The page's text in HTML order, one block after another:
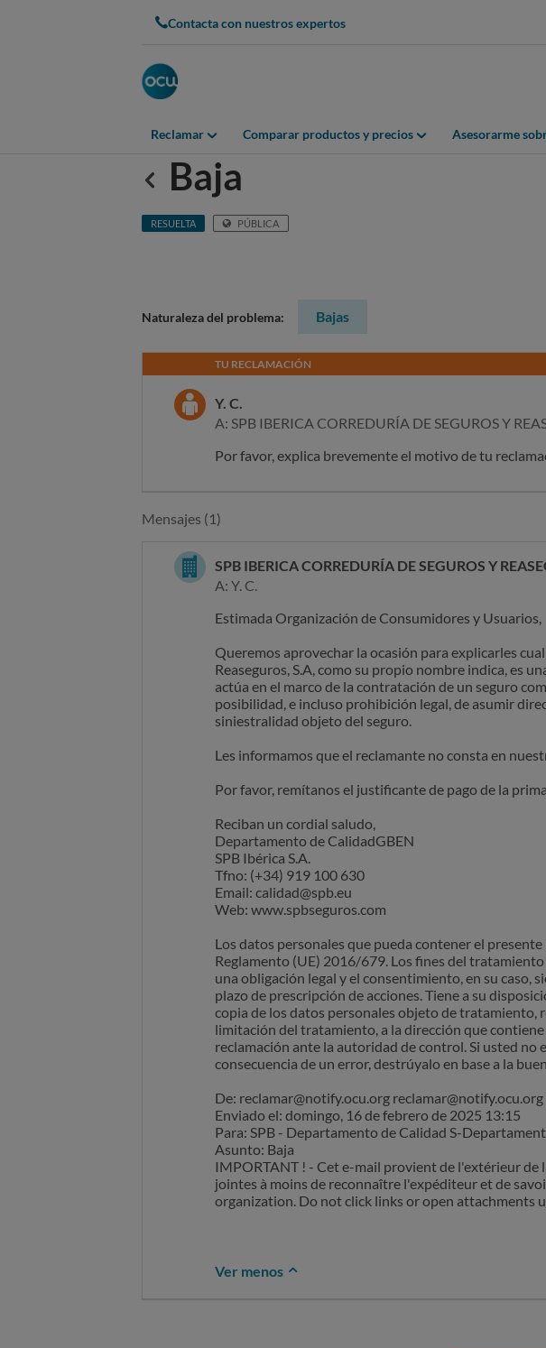
Contacta con nuestros expertos
Reclamar Comparar productos y precios Asesorarme
Anterior
Baja
RESUELTA PÚBLICA
Naturaleza del problema: Bajas
TU RECLAMACIÓN
Y. C.
A: SPB IBERICA CORREDURÍA DE SEGUROS Y
Por favor, explica brevemente el motivo de tu
Mensajes (1)
SPB IBERICA CORREDURÍA DE SEGUROS Y
A: Y. C.
Estimada Organización de Consumidores y Usuarios,
Queremos aprovechar la ocasión para explicarles
Reaseguros, S.A, como su propio nombre indica, es
actúa en el marco de la contratación de un seguro
posibilidad, e incluso prohibición legal, de asumir
siniestralidad objeto del seguro.
Les informamos que el reclamante no consta en
Por favor, remítanos el justificante de pago de la
Reciban un cordial saludo,
Departamento de CalidadGBEN
SPB Ibérica S.A.
Tfno: (+34) 919 100 630
Email: calidad@spb.eu
Web: www.spbseguros.com
Los datos personales que pueda contener el
Reglamento (UE) 2016/679. Los fines del
una obligación legal y el consentimiento, en su caso,
plazo de prescripción de acciones. Tiene a su
copia de los datos personales objeto de
limitación del tratamiento, a la dirección que
reclamación ante la autoridad de control. Si usted no
consecuencia de un error, destrúyalo en base a la
De: reclamar@notify.ocu.org
Enviado el: domingo, 16 de febrero de 2025 13:15
Para: SPB - Departamento de Calidad S-
Asunto: Baja
IMPORTANT ! - Cet e-mail provient de l'extérieur de
jointes à moins de reconnaître l'expéditeur et de
organization. Do not click links or open attachments
Ver menos